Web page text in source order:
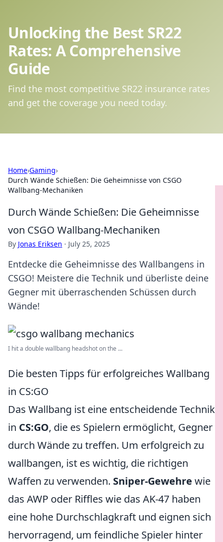
Unlocking the Best SR22
Rates: A Comprehensive
Guide
Find the most competitive SR22 insurance rates
and get the coverage you need today.
Home›Gaming›
Durch Wände Schießen: Die Geheimnisse von CSGO
Wallbang-Mechaniken
Durch Wände Schießen: Die Geheimnisse
von CSGO Wallbang-Mechaniken
By Jonas Eriksen · July 25, 2025
Entdecke die Geheimnisse des Wallbangens in
CSGO! Meistere die Technik und überliste deine
Gegner mit überraschenden Schüssen durch
Wände!
I hit a double wallbang headshot on the ...
Die besten Tipps für erfolgreiches Wallbang
in CS:GO
Das Wallbang ist eine entscheidende Technik
in CS:GO, die es Spielern ermöglicht, Gegner
durch Wände zu treffen. Um erfolgreich zu
wallbangen, ist es wichtig, die richtigen
Waffen zu verwenden. Sniper-Gewehre wie
das AWP oder Riffles wie das AK-47 haben
eine hohe Durchschlagkraft und eignen sich
hervorragend, um feindliche Spieler hinter